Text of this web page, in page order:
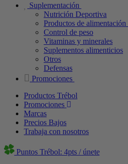
Suplementación
Nutrición Deportiva
Productos de alimentación
Control de peso
Vitaminas y minerales
Suplementos alimenticios
Otros
Defensas
Promociones
Productos Trébol
Promociones
Marcas
Precios Bajos
Trabaja con nosotros
Puntos Trébol: 4pts / únete